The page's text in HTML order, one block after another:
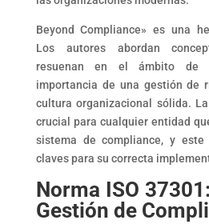
Beyond Compliance» es una
Los autores abordan
resuenan en el ámbito de
importancia de una gestión de
cultura organizacional sólida. La
crucial para cualquier entidad
sistema de compliance, y
claves para su correcta
Norma ISO
Gestión de